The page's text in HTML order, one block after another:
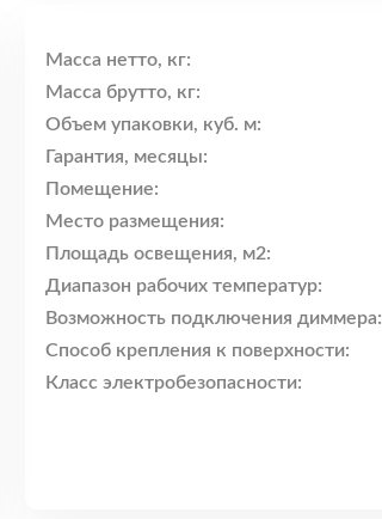
Масса нетто, кг:
Масса брутто, кг:
Объем упаковки, куб. м:
Гарантия, месяцы:
Помещение:
Место размещения:
Площадь освещения, м2:
Диапазон рабочих температур:
Возможность подключения диммера:
Способ крепления к поверхности:
Класс электробезопасности: